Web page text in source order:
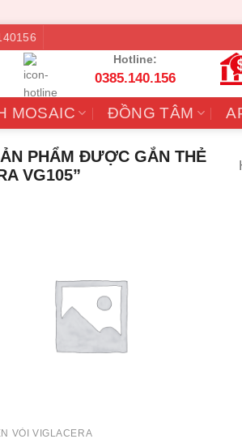
Hotline:
0385.140.156
MOSAIC ĐỒNG TÂM
PHẨM ĐƯỢC GẮN THẺ
VG105”
VÒI VIGLACERA